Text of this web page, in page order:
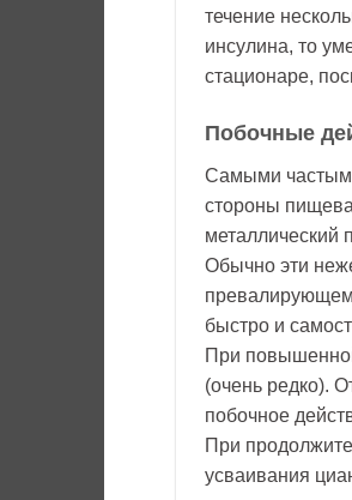
течение
инсулина, то
стационаре,
Побочные
Самыми
стороны
металлический
Обычно эти
быстро и
При
(очень редко).
побочное
При
усваивания